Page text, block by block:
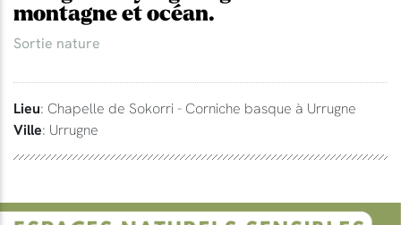
montagne et océan.
Sortie nature
Lieu: Chapelle de Sokorri - Corniche basque à Urrugne
Ville: Urrugne